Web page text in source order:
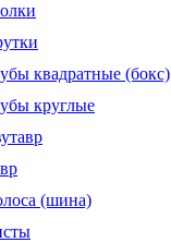
квадратные (бокс)
круглые
(шина)